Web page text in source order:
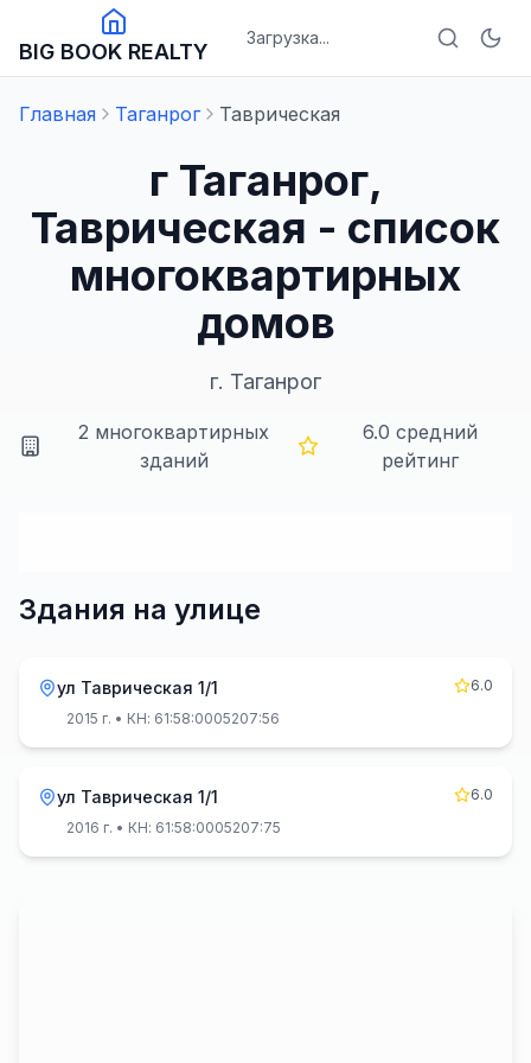
BIG BOOK REALTY
Загрузка...
Главная Таганрог Таврическая
г Таганрог,
Таврическая - список
многоквартирных
домов
г. Таганрог
2 многоквартирных
зданий
6.0 средний
рейтинг
Здания на улице
ул Таврическая 1/1
6.0
2015 г. • КН: 61:58:0005207:56
ул Таврическая 1/1
6.0
2016 г. • КН: 61:58:0005207:75